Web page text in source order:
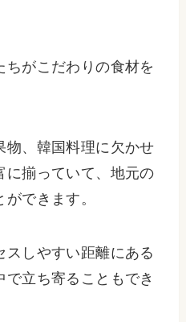
ちがこだわりの食材を
物、韓国料理に欠かせ
に揃っていて、地元の
できます。
しやすい距離にある
立ち寄ることもでき